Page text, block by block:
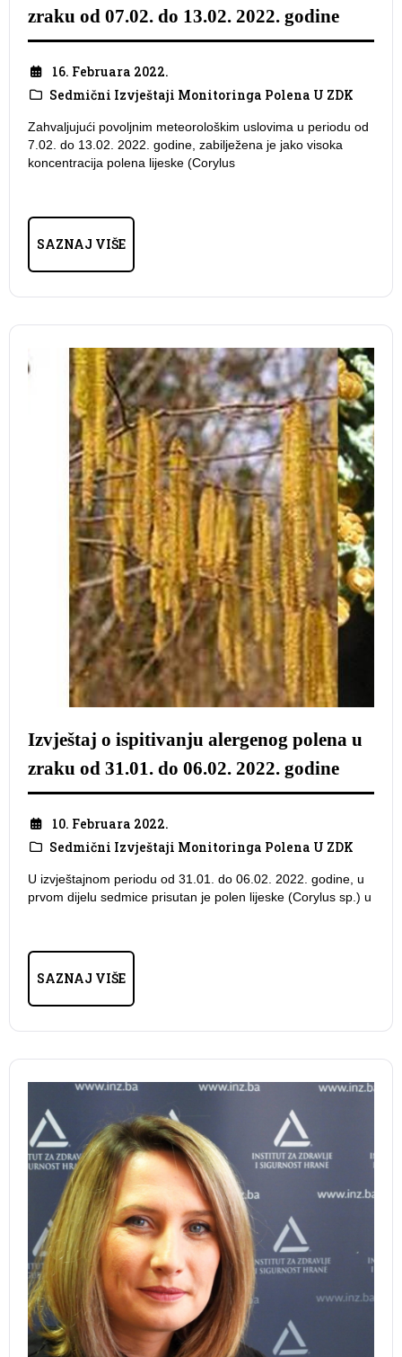
zraku od 07.02. do 13.02. 2022. godine
16. Februara 2022.
Sedmični Izvještaji Monitoringa Polena U ZDK
Zahvaljujući povoljnim meteorološkim uslovima u periodu od
7.02. do 13.02. 2022. godine, zabilježena je jako visoka
koncentracija polena lijeske (Corylus
SAZNAJ VIŠE
Izvještaj o ispitivanju alergenog polena u
zraku od 31.01. do 06.02. 2022. godine
10. Februara 2022.
Sedmični Izvještaji Monitoringa Polena U ZDK
U izvještajnom periodu od 31.01. do 06.02. 2022. godine, u
prvom dijelu sedmice prisutan je polen lijeske (Corylus sp.) u
SAZNAJ VIŠE